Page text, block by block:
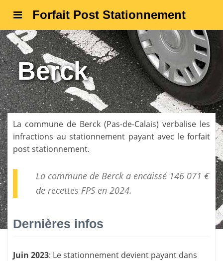
Forfait Post Stationnement
Berck
La commune de Berck (Pas-de-Calais) verbalise les
infractions au stationnement payant avec le forfait
post stationnement.
La commune de Berck a encaissé 146 071 €
de recettes FPSen 2024.
Dernières infos
Juin 2023: Le stationnement devient payant dans